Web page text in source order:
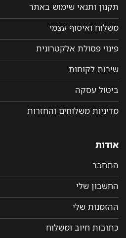
תקנון ותנאי שימוש באתר
משלוח ואיסוף עצמי
פינוי פסולת אלקטרונית
שירות לקוחות
ביטול עסקה
מדיניות משלוחים והחזרות
אודות
התחבר
החשבון שלי
ההזמנות שלי
כתובות חיוב ומשלוח